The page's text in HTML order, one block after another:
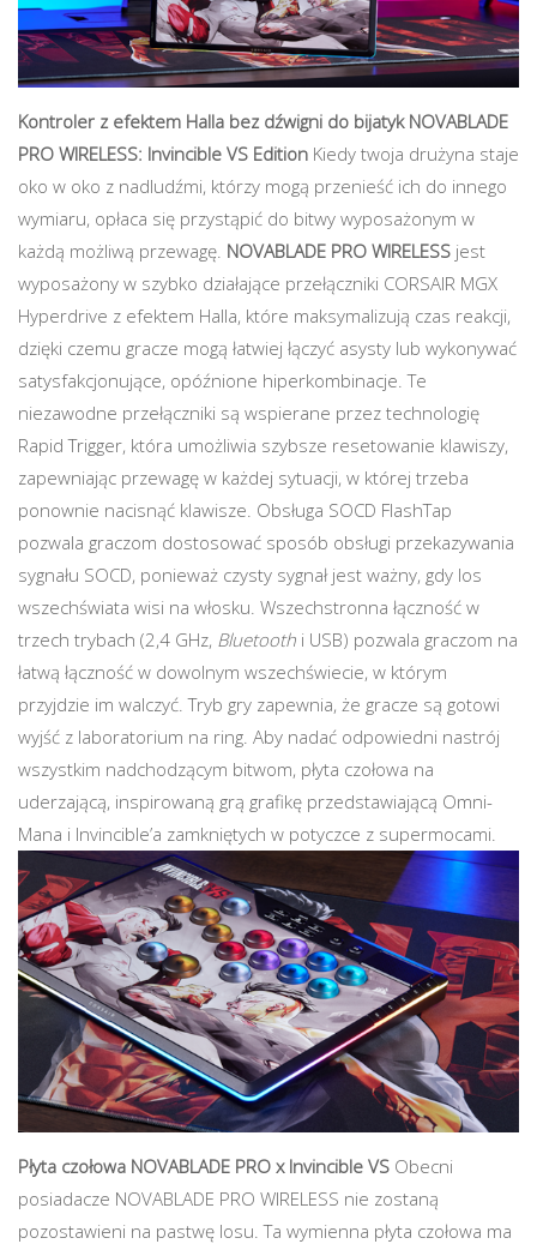
Kontroler z efektem Halla bez dźwigni do bijatyk NOVABLADE
PRO WIRELESS: Invincible VS Edition Kiedy twoja drużyna staje
oko w oko z nadludźmi, którzy mogą przenieść ich do innego
wymiaru, opłaca się przystąpić do bitwy wyposażonym w
każdą możliwą przewagę. NOVABLADE PRO WIRELESS jest
wyposażony w szybko działające przełączniki CORSAIR MGX
Hyperdrive z efektem Halla, które maksymalizują czas reakcji,
dzięki czemu gracze mogą łatwiej łączyć asysty lub wykonywać
satysfakcjonujące, opóźnione hiperkombinacje. Te
niezawodne przełączniki są wspierane przez technologię
Rapid Trigger, która umożliwia szybsze resetowanie klawiszy,
zapewniając przewagę w każdej sytuacji, w której trzeba
ponownie nacisnąć klawisze. Obsługa SOCD FlashTap
pozwala graczom dostosować sposób obsługi przekazywania
sygnału SOCD, ponieważ czysty sygnał jest ważny, gdy los
wszechświata wisi na włosku. Wszechstronna łączność w
trzech trybach (2,4 GHz, Bluetooth i USB) pozwala graczom na
łatwą łączność w dowolnym wszechświecie, w którym
przyjdzie im walczyć. Tryb gry zapewnia, że gracze są gotowi
wyjść z laboratorium na ring. Aby nadać odpowiedni nastrój
wszystkim nadchodzącym bitwom, płyta czołowa na
uderzającą, inspirowaną grą grafikę przedstawiającą Omni-
Mana i Invincible’a zamkniętych w potyczce z supermocami.
Płyta czołowa NOVABLADE PRO x Invincible VS Obecni
posiadacze NOVABLADE PRO WIRELESS nie zostaną
pozostawieni na pastwę losu. Ta wymienna płyta czołowa ma